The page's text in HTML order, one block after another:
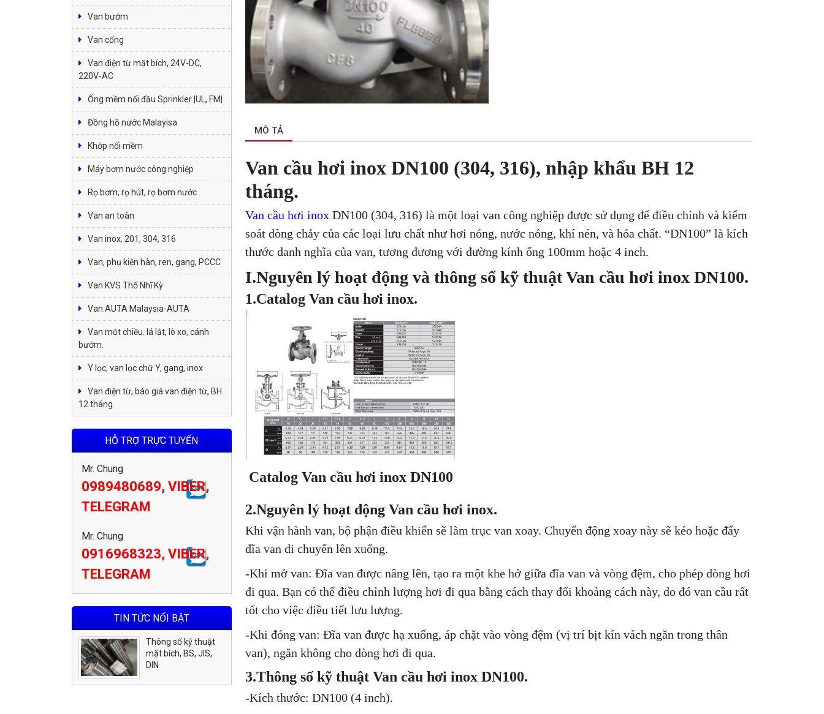
MÔ TẢ
Van cầu hơi inox DN100 (304, 316), nhập khẩu BH 12
tháng.
Van cầu hơi inox DN100 (304, 316) là một loại van công nghiệp được sử dụng để điều chỉnh và kiểm
soát dòng chảy của các loại lưu chất như hơi nóng, nước nóng, khí nén, và hóa chất. “DN100” là kích
thước danh nghĩa của van, tương đương với đường kính ống 100mm hoặc 4 inch.
I.Nguyên lý hoạt động và thông số kỹ thuật Van cầu hơi inox DN100.
1.Catalog Van cầu hơi inox.
Catalog Van cầu hơi inox DN100
2.Nguyên lý hoạt động Van cầu hơi inox.
Khi vận hành van, bộ phận điều khiển sẽ làm trục van xoay. Chuyển động xoay này sẽ kéo hoặc đẩy
đĩa van di chuyển lên xuống.
-Khi mở van: Đĩa van được nâng lên, tạo ra một khe hở giữa đĩa van và vòng đệm, cho phép dòng hơi
đi qua. Bạn có thể điều chỉnh lượng hơi đi qua bằng cách thay đổi khoảng cách này, do đó van cầu rất
tốt cho việc điều tiết lưu lượng.
-Khi đóng van: Đĩa van được hạ xuống, áp chặt vào vòng đệm (vị trí bịt kín vách ngăn trong thân
van), ngăn không cho dòng hơi đi qua.
3.Thông số kỹ thuật Van cầu hơi inox DN100.
-Kích thước: DN100 (4 inch).
Van bướm
Van cổng
Van điện từ mặt bích, 24V-DC,
220V-AC
Ống mềm nối đầu Sprinkler |UL, FM|
Đồng hồ nước Malayisa
Khớp nối mềm
Máy bơm nước công nghiệp
Rọ bơm, rọ hút, rọ bơm nước
Van an toàn
Van inox, 201, 304, 316
Van, phụ kiện hàn, ren, gang, PCCC
Van KVS Thổ Nhĩ Kỳ
Van AUTA Malaysia-AUTA
Van một chiều. lá lật, lò xo, cánh
bướm.
Y lọc, van lọc chữ Y, gang, inox
Van điện từ, báo giá van điện từ, BH
12 tháng.
HỖ TRỢ TRỰC TUYẾN
Mr. Chung
0989480689, VIBER,
TELEGRAM
Mr. Chung
0916968323, VIBER,
TELEGRAM
TIN TỨC NỔI BẬT
Thông số kỹ thuật
mặt bích, BS, JIS,
DIN